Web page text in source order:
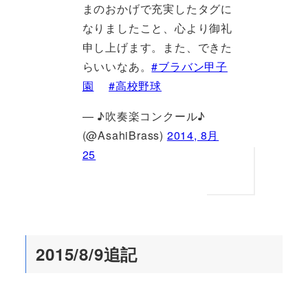
まのおかげで充実したタグに
なりましたこと、心より御礼
申し上げます。また、できた
らいいなあ。#ブラバン甲子
園
#高校野球
— ♪吹奏楽コンクール♪
(@AsahiBrass) 2014, 8月
25
2015/8/9追記